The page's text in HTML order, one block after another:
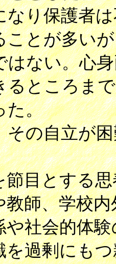
なり保護者
ことが多い
はない。心
るところま
た。
の自立が困
目とする思
教師、学校
や社会的体
を過剰にも